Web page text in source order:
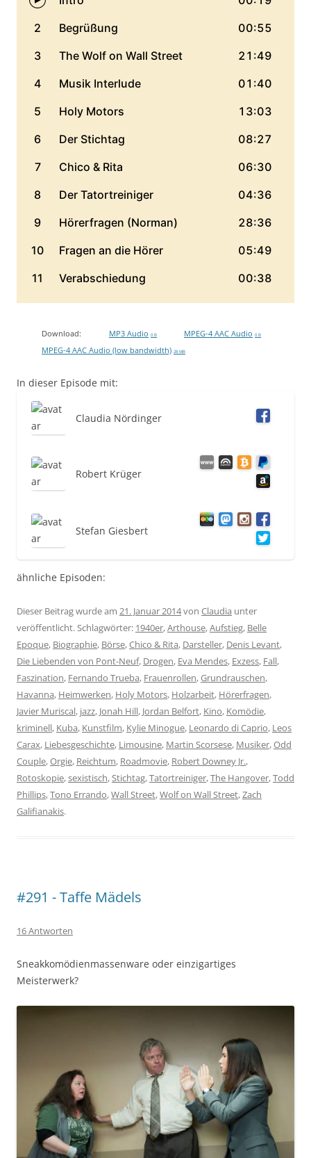
Download: MP3 Audio 0 B MPEG-4 AAC Audio 0 B
MPEG-4 AAC Audio (low bandwidth) 28 MB
In dieser Episode mit:
Claudia Nördinger
Robert Krüger
Stefan Giesbert
ähnliche Episoden:
Dieser Beitrag wurde am 21. Januar 2014von Claudia unter
veröffentlicht. Schlagwörter: 1940er,Arthouse,Aufstieg, Belle
Epoque, Biographie, Börse,Chico & Rita, Darsteller, Denis Levant,
Die Liebenden von Pont-Neuf, Drogen, Eva Mendes, Exzess, Fall,
Faszination, Fernando Trueba, Frauenrollen,Grundrauschen,
Havanna, Heimwerken, Holy Motors, Holzarbeit, Hörerfragen,
Javier Muriscal, jazz, Jonah Hill, Jordan Belfort, Kino, Komödie,
kriminell, Kuba, Kunstfilm, Kylie Minogue, Leonardo di Caprio, Leos
Carax, Liebesgeschichte, Limousine, Martin Scorsese, Musiker,Odd
Couple,Orgie, Reichtum, Roadmovie, Robert Downey Jr.,
Rotoskopie,sexistisch,Stichtag,Tatortreiniger,The Hangover,Todd
Phillips,Tono Errando,Wall Street,Wolf on Wall Street,Zach
Galifianakis.
#291 - Taffe Mädels
16 Antworten
Sneakkomödienmassenware oder einzigartiges
Meisterwerk?